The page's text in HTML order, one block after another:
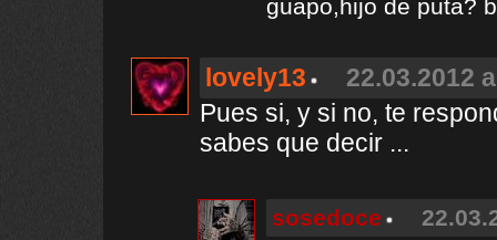
guapo,hijo de puta?
lovely13
22.03.2012
Pues si, y si no, te
sabes que decir ...
sosedoce